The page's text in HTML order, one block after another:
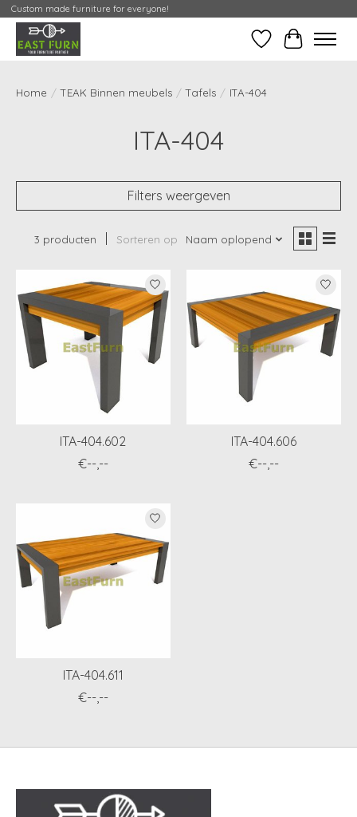
Custom made furniture for everyone!
Verlanglijst
Mijn
Home / TEAK Binnen meubels / Tafels / ITA-404
ITA-404
Filters weergeven
3 producten Sorteren op Naam oplopend
ITA-404.602
€--,--
ITA-404.606
€--,--
ITA-404.611
€--,--